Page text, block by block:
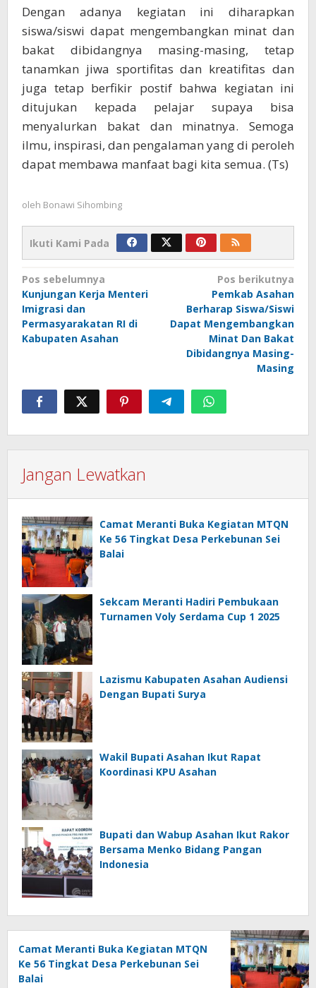
Dengan adanya kegiatan ini diharapkan
siswa/siswi dapat mengembangkan minat dan
bakat dibidangnya masing-masing, tetap
tanamkan jiwa sportifitas dan kreatifitas dan
juga tetap berfikir postif bahwa kegiatan ini
ditujukan kepada pelajar supaya bisa
menyalurkan bakat dan minatnya. Semoga
ilmu, inspirasi, dan pengalaman yang di peroleh
dapat membawa manfaat bagi kita semua. (Ts)
oleh Bonawi Sihombing
Ikuti Kami Pada
Navigasi
pos
Pos sebelumnya
Kunjungan Kerja Menteri
Imigrasi dan
Permasyarakatan RI di
Kabupaten Asahan
Pos berikutnya
Pemkab Asahan
Berharap Siswa/Siswi
Dapat Mengembangkan
Minat Dan Bakat
Dibidangnya Masing-
Masing
Jangan Lewatkan
Camat Meranti Buka Kegiatan MTQN
Ke 56 Tingkat Desa Perkebunan Sei
Balai
Sekcam Meranti Hadiri Pembukaan
Turnamen Voly Serdama Cup 1 2025
Lazismu Kabupaten Asahan Audiensi
Dengan Bupati Surya
Wakil Bupati Asahan Ikut Rapat
Koordinasi KPU Asahan
Bupati dan Wabup Asahan Ikut Rakor
Bersama Menko Bidang Pangan
Indonesia
Camat Meranti Buka Kegiatan MTQN
Ke 56 Tingkat Desa Perkebunan Sei
Balai